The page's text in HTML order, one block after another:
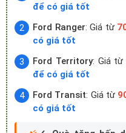
để có giá tốt
Ford Ranger: Giá từ
có giá tốt
Ford Territory: Giá từ
để có giá tốt
Ford Transit: Giá từ
có giá tốt